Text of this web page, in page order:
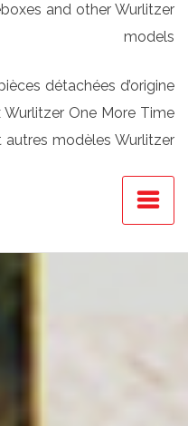
and other Wurlitzer
models
détachées d’origine
One More Time
autres modèles Wurlitzer